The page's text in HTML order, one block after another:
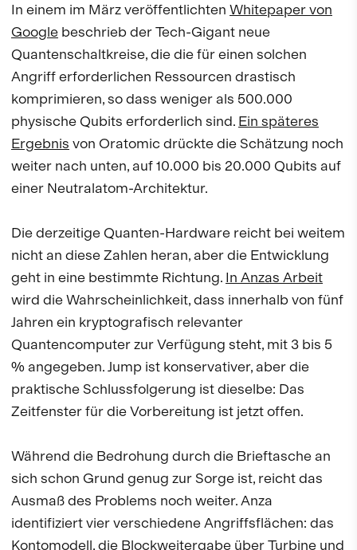
In einem im März veröffentlichten Whitepaper von
Google beschrieb der Tech-Gigant neue
Quantenschaltkreise, die die für einen solchen
Angriff erforderlichen Ressourcen drastisch
komprimieren, so dass weniger als 500.000
physische Qubits erforderlich sind. Ein späteres
Ergebnis von Oratomic drückte die Schätzung noch
weiter nach unten, auf 10.000 bis 20.000 Qubits auf
einer Neutralatom-Architektur.
Die derzeitige Quanten-Hardware reicht bei weitem
nicht an diese Zahlen heran, aber die Entwicklung
geht in eine bestimmte Richtung. In Anzas Arbeit
wird die Wahrscheinlichkeit, dass innerhalb von fünf
Jahren ein kryptografisch relevanter
Quantencomputer zur Verfügung steht, mit 3 bis 5
% angegeben. Jump ist konservativer, aber die
praktische Schlussfolgerung ist dieselbe: Das
Zeitfenster für die Vorbereitung ist jetzt offen.
Während die Bedrohung durch die Brieftasche an
sich schon Grund genug zur Sorge ist, reicht das
Ausmaß des Problems noch weiter. Anza
identifiziert vier verschiedene Angriffsflächen: das
Kontomodell, die Blockweitergabe über Turbine und